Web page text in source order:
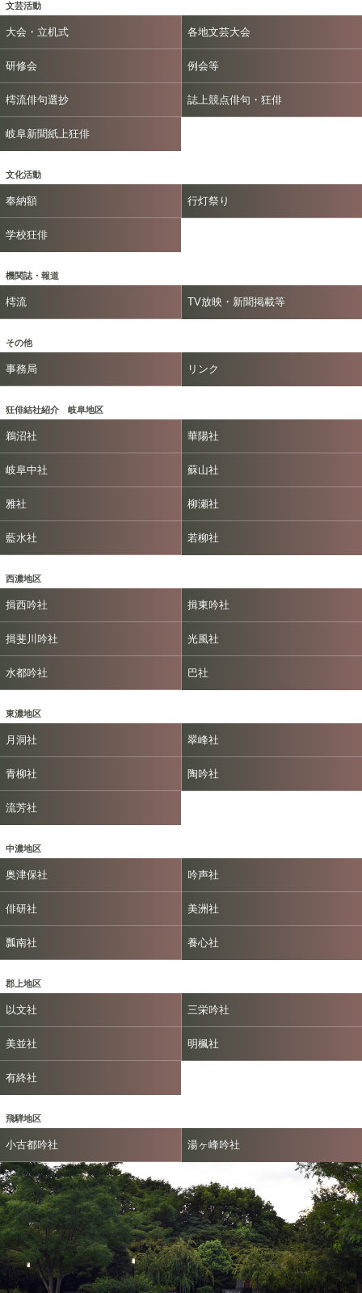
文芸活動
大会・立机式 各地文芸大会
研修会 例会等
樗流俳句選抄 誌上競点俳句・狂俳
岐阜新聞紙上狂俳
文化活動
奉納額 行灯祭り
学校狂俳
機関誌・報道
樗流 TV放映・新聞掲載等
その他
事務局 リンク
狂俳結社紹介 岐阜地区
鵜沼社 華陽社
岐阜中社 蘇山社
雅社 柳瀬社
藍水社 若柳社
西濃地区
揖西吟社 揖東吟社
揖斐川吟社 光風社
水都吟社 巴社
東濃地区
月洞社 翠峰社
青柳社 陶吟社
流芳社
中濃地区
奥津保社 吟声社
俳研社 美洲社
瓢南社 養心社
郡上地区
以文社 三栄吟社
美並社 明楓社
有終社
飛騨地区
小古都吟社 湯ヶ峰吟社